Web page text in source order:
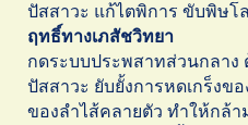
ปัสสาวะ แก้ไตพิการ ขับพิษโ
ฤทธิ์ทางเภสัชวิทยา
กดระบบประพสาทส่วนกลาง
ปัสสาวะ ยับยั้งการหดเกร็งข
ของลำไส้คลายตัว ทำให้กล้า